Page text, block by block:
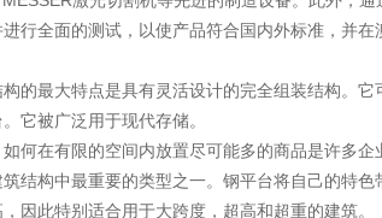
行全面的测试，以使产品符合国内外标准，并在
的最大特点是具有灵活设计的完全组装结构。
它被广泛用于现代存储。
何在有限的空间内放置尽可能多的商品是许多
结构中最重要的类型之一。钢平台将自己的特色
因此特别适合用于大跨度，超高和超重的建筑。